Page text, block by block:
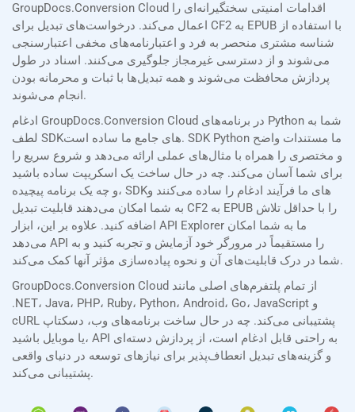
GroupDocs.Conversion Cloud اقدامات امنیتی سختگیرانه‌ای را
اعمال می‌کند. درخواست‌های تبدیل برای CF2 به EPUB با استفاده از
شناسه مشتری منحصر به فرد و اعتبارنامه‌های مخفی اعتبارسنجی
می‌شوند و از دسترسی غیرمجاز جلوگیری می‌کنند. اسناد در طول
پردازش محافظت می‌شوند و همه تبدیل‌ها با ثبات و محرمانه بودن
انجام می‌شوند.
ادغام GroupDocs.Conversion Cloud در برنامه‌های Python شما به
لطف SDKهای جامع ما ساده است. SDK Python ما مستندات واضح
و مختصری را همراه با مثال‌های عملی ارائه می‌دهد و شروع سریع را
برای شما آسان می‌کند. چه در حال ساخت یک اسکریپت ساده باشید
و چه یک برنامه پیچیده، SDKهای ما فرآیند ادغام را ساده می‌کنند و
به شما امکان می‌دهند قابلیت تبدیل CF2 به EPUB را با حداقل تلاش
اضافه کنید. علاوه بر این، ابزار API Explorer ما به شما امکان
می‌دهد API را مستقیماً در مرورگر خود آزمایش و تجربه کنید و به
شما در درک قابلیت‌های آن و نحوه پیاده‌سازی مؤثر آنها کمک می‌کند.
GroupDocs.Conversion Cloud از تمام پلتفرم‌های اصلی مانند
.NET، Java، PHP، Ruby، Python، Android، Go، JavaScript و
cURL پشتیبانی می‌کند. چه در حال ساخت برنامه‌های وب، دسکتاپ
یا موبایل باشید، API به راحتی قابل ادغام است، از پردازش دسته‌ای
و گزینه‌های تبدیل انعطاف‌پذیر برای نیازهای توسعه در دنیای واقعی
پشتیبانی می‌کند.